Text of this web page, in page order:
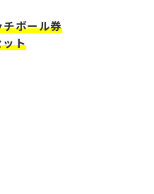
ボール券
ト